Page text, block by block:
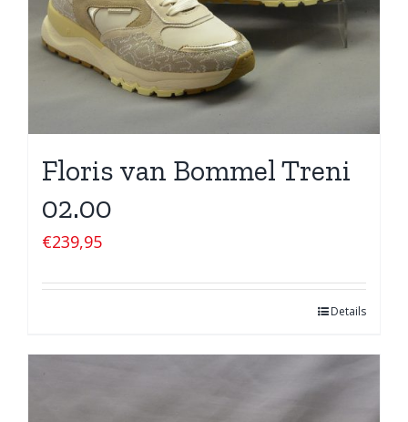
Floris van Bommel Treni
02.00
€239,95
Details